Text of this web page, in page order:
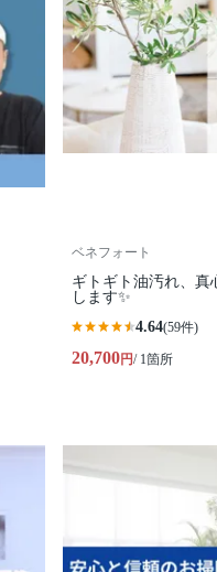
ベネフォート
ギトギト油汚れ、真
します✨
4.64(59件)
20,700円/ 1箇所